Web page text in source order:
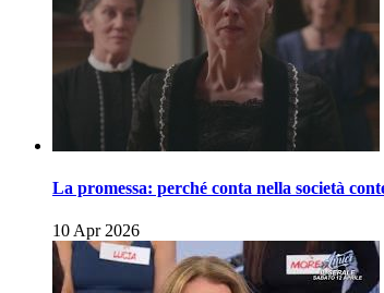
La promessa: perché conta nella società
10 Apr 2026